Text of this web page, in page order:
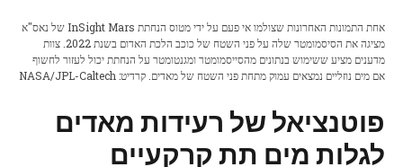
אחת התמונות האחרונות שצולמו אי פעם על ידי מטוס הנחתת InSight Mars של נאס"א
מציגה את הסיסמומטר שלה על פני השטח של כוכב הלכת האדום בשנת 2022. צוות
מדענים מציע ששימוש בנתונים מהסייסמומטר ומגנטומטר על הנחתת יכול לעזור לחשוף
אם מים נוזליים נמצאים עמוק מתחת פני השטח של מאדים. קרדיט: NASA/JPL-Caltech
פוטנציאל של רעידות מאדים
לגלות מים תת קרקעיים